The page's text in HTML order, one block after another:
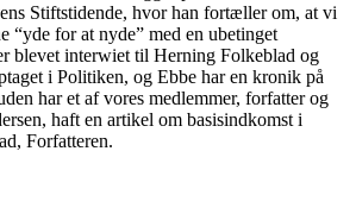
Stiftstidende, hvor han fortæller om, at vi
“yde for at nyde” med en ubetinget
blevet interwiet til Herning Folkeblad og
i Politiken, og Ebbe har en kronik på
har et af vores medlemmer, forfatter og
haft en artikel om basisindkomst i
Forfatteren.